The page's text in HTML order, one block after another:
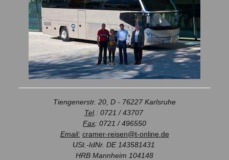
Tiengenerstr. 20, D - 76227 Karlsruhe
Tel.: 0721 / 43707
Fax: 0721 / 496550
Email: cramer-reisen@t-online.de
USt.-IdNr. DE 143581431
HRB Mannheim 104148